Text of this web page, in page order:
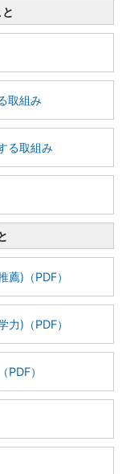
取組み
る取組み
)（PDF）
)（PDF）
）